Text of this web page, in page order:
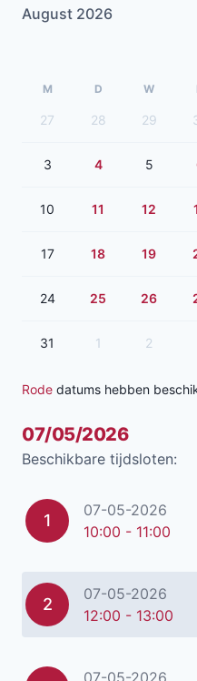
August 2026
M D W
27 28 29
3 4 5
10 11 12
17 18 19
24 25 26
31 1 2
Rode datums hebben
07/05/2026
Beschikbare tijdsloten:
1
07-05-2026
10:00 - 11:00
2
07-05-2026
12:00 - 13:00
07-05-2026